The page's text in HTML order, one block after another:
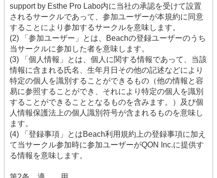
support by Esthe Pro Labo内に当社の承認を受けて設置
されるサークルであって、参加ユーザーが本規約に同意
することにより参加するサークルを意味します。
(2) 「参加ユーザー」とは、Beachの登録ユーザーのうち
当サークルに参加した者を意味します。
(3) 「個人情報」とは、個人に関する情報であって、当該
情報に含まれる氏名、生年月日その他の記述などにより
特定の個人を識別することができるもの（他の情報と容
易に参照することができ、それにより特定の個人を識別
することができることとなるものを含みます。）及び個
人情報保護法上の個人識別符号が含まれるものを意味し
ます。
(4) 「登録事項」とはBeach利用規約上の登録事項に加え
て当サークル参加時に参加ユーザーがQON Inc.に提供す
る情報を意味します。